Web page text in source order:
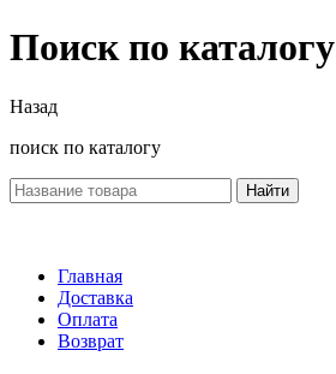
Поиск по каталогу
Назад
поиск по каталогу
Найти
Главная
Доставка
Оплата
Возврат